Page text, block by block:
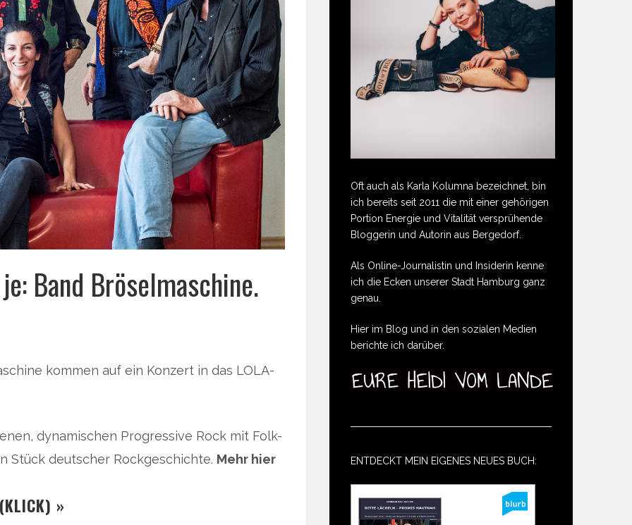
Band Bröselmaschine.
kommen auf ein Konzert in das LOLA-
dynamischen Progressive Rock mit Folk-
Stück deutscher Rockgeschichte. Mehr hier
»
Oft auch als Karla Kolumna bezeichnet, bin
ich bereits seit 2011 die mit einer gehörigen
Portion Energie und Vitalität versprühende
Bloggerin und Autorin aus Bergedorf.
Als Online-Journalistin und Insiderin kenne
ich die Ecken unserer Stadt Hamburg ganz
genau.
Hier im Blog und in den sozialen Medien
berichte ich darüber.
ENTDECKT MEIN EIGENES NEUES BUCH: